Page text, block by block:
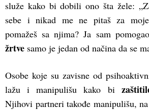
služe kako bi dobili ono šta žele:
sebe i nikad me ne pitaš za
pomažeš sa njima? Ja sam
žrtve samo je jedan od načina da se
Osobe koje su zavisne od
lažu i manipulišu kako bi
Njihovi partneri takođe manipulišu,